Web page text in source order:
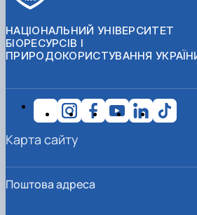
НАЦІОНАЛЬНИЙ УНІВЕРСИТЕТ
БІОРЕСУРСІВ І
ПРИРОДОКОРИСТУВАННЯ
Поштова адреса
Карта сайту